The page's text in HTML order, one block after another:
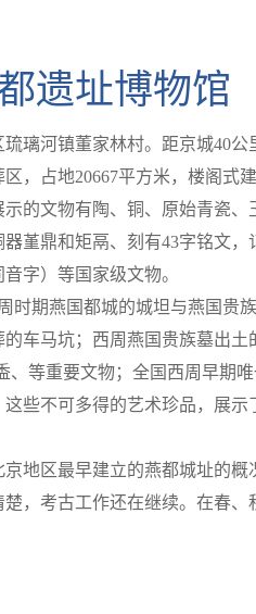
遗址博物馆
璃河镇董家林村。距京城40
，占地20667平方米，楼阁式
的文物有陶、铜、原始青瓷
堇鼎和矩鬲、刻有43字铭文
字）等国家级文物。
时期燕国都城的城坦与燕国贵
车马坑；西周燕国贵族墓出
、等重要文物；全国西周早期
些不可多得的艺术珍品，展
地区最早建立的燕都城址的概
，考古工作还在继续。在春